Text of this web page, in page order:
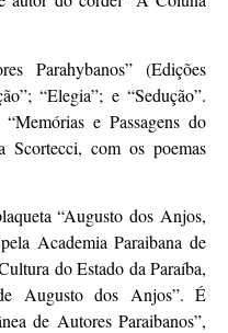
Parahybanos” (Edições
“Elegia”; e “Sedução”.
e Passagens do
com os poemas
“Augusto dos Anjos,
Academia Paraibana de
do Estado da Paraíba,
Augusto dos Anjos”. É
de Autores Paraibanos”,